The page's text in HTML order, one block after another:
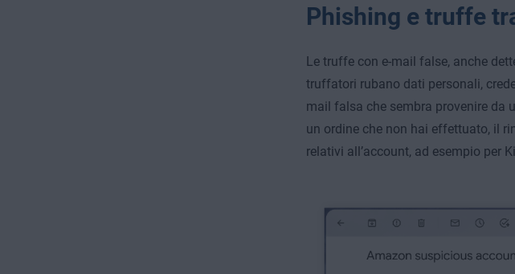
Phishing e truffe
Le truffe con e-mail false, anche
truffatori rubano dati personali,
mail falsa che sembra provenire da
un ordine che non hai effettuato, il
relativi all’account, ad esempio per